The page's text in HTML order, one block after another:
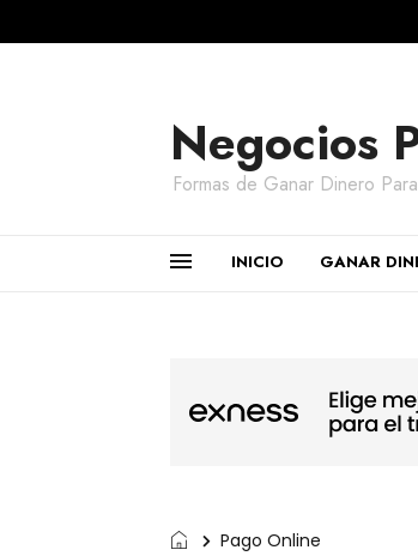
Negocios
Formas de Ganar Dinero
INICIO GANAR
Pago Online